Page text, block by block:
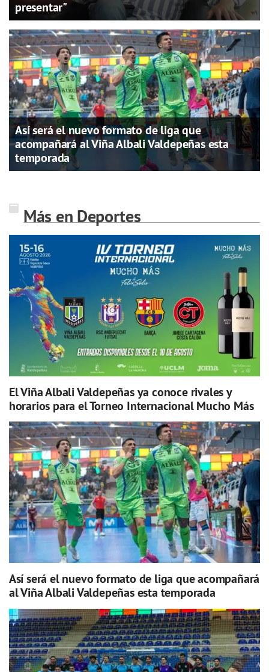
presentar"
Así será el nuevo formato de liga que
acompañará al Viña Albali Valdepeñas esta
temporada
Más en Deportes
El Viña Albali Valdepeñas ya conoce rivales y
horarios para el Torneo Internacional Mucho Más
Así será el nuevo formato de liga que acompañará
al Viña Albali Valdepeñas esta temporada